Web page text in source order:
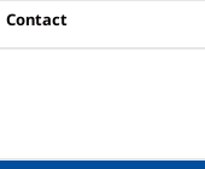
Contact